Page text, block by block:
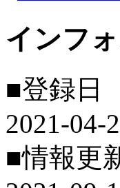
インフ
■登録日
2021-04-
■情報更